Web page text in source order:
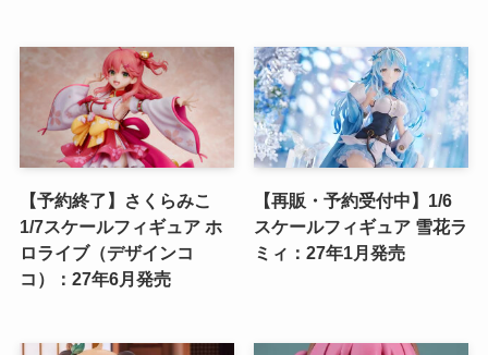
【予約終了】さくらみこ
1/7スケールフィギュア ホ
ロライブ（デザインコ
コ）：27年6月発売
【再販・予約受付中】1/6
スケールフィギュア 雪花ラ
ミィ：27年1月発売